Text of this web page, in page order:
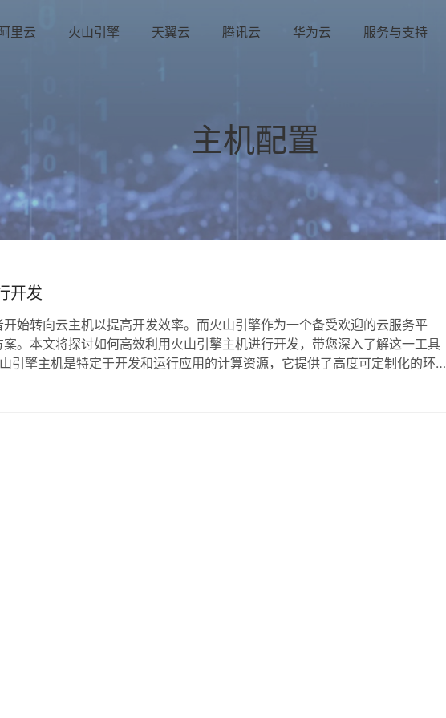
阿里云 火山引擎 天翼云 腾讯云 华为云 服务与支持
主机配置
开发
始转向云主机以提高开发效率。而火山引擎作为一个备受欢迎的云服务平
。本文将探讨如何高效利用火山引擎主机进行开发，带您深入了解这一工具
引擎主机是特定于开发和运行应用的计算资源，它提供了高度可定制化的环境
还是大规模企业应用，火山引擎主机都能满足不同的需求。 1.1 火山引擎的优